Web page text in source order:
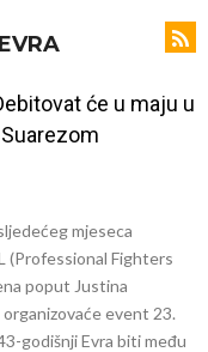
detalji i novčana isplata iz
Serie A?
dana. Odmah ide na
u Premijer ligu!
će u maju u
mjeseca
(Professional Fighters
poput Justina
event 23.
godišnji Evra biti među